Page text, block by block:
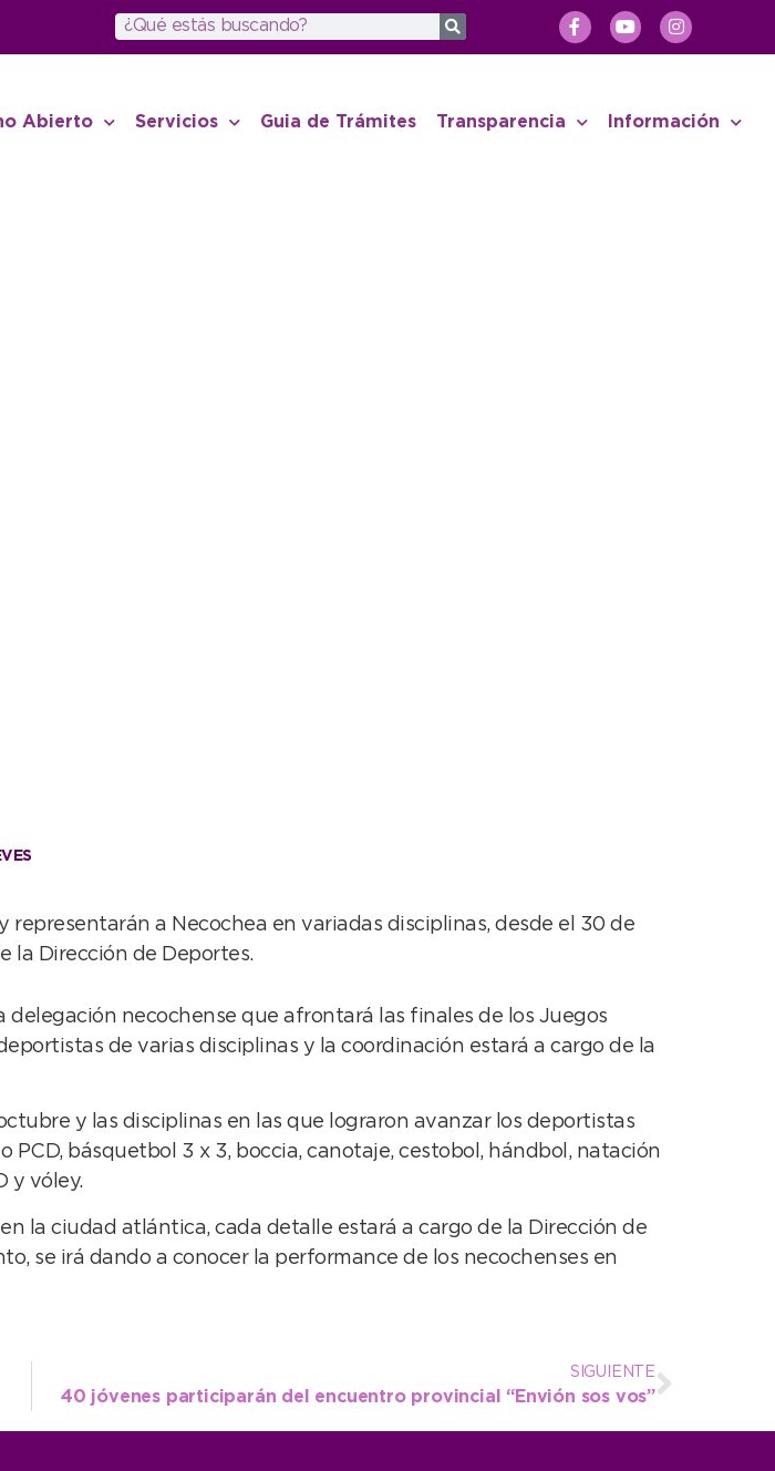
Abierto Servicios Guia de Trámites Transparencia Información
a Necochea en variadas disciplinas, desde el 30 de
la Dirección de Deportes.
necochense que afrontará las finales de los Juegos
de varias disciplinas y la coordinación estará a cargo de la
y las disciplinas en las que lograron avanzar los deportistas
básquetbol 3 x 3, boccia, canotaje, cestobol, hándbol, natación
y vóley.
la ciudad atlántica, cada detalle estará a cargo de la Dirección de
se irá dando a conocer la performance de los necochenses en
SIGUIENTE
40 jóvenes participarán del encuentro provincial “Envión sos vos”